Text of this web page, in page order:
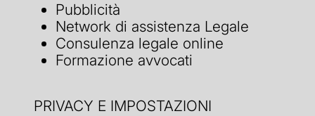
Pubblicità
Network di assistenza Legale
Consulenza legale online
Formazione avvocati
PRIVACY E IMPOSTAZIONI